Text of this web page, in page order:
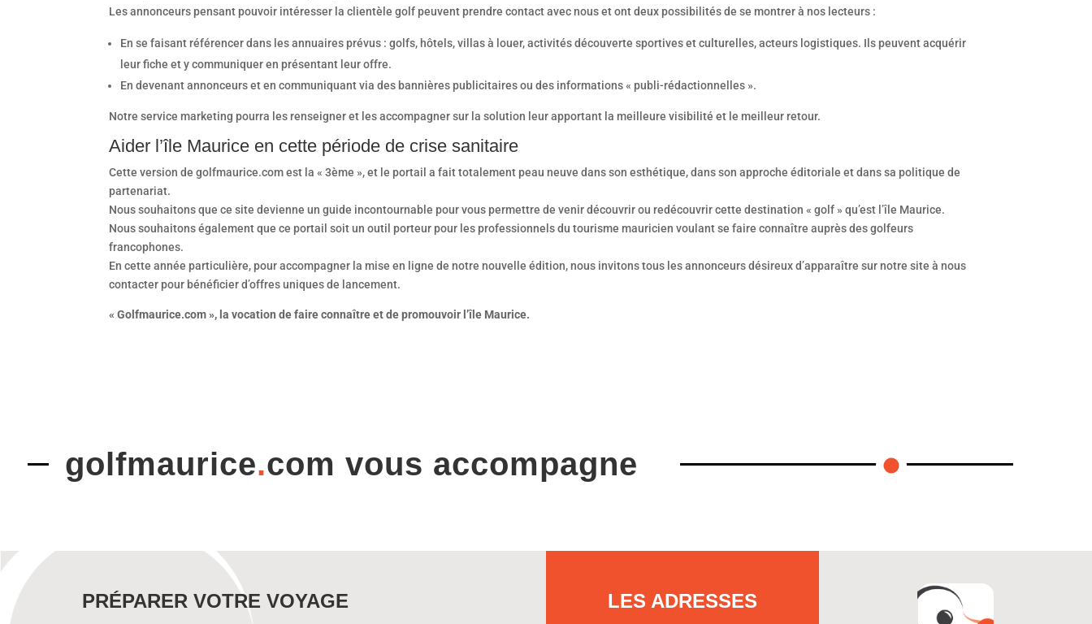
Les annonceurs pensant pouvoir intéresser la clientèle golf peuvent prendre contact avec nous et ont deux possibilités de se montrer à nos lecteurs :
En se faisant référencer dans les annuaires prévus : golfs, hôtels, villas à louer, activités découverte sportives et culturelles, acteurs logistiques. Ils peuvent acquérir
leur fiche et y communiquer en présentant leur offre.
En devenant annonceurs et en communiquant via des bannières publicitaires ou des informations « publi-rédactionnelles ».
Notre service marketing pourra les renseigner et les accompagner sur la solution leur apportant la meilleure visibilité et le meilleur retour.
Aider l’île Maurice en cette période de crise sanitaire
Cette version de golfmaurice.com est la « 3ème », et le portail a fait totalement peau neuve dans son esthétique, dans son approche éditoriale et dans sa politique de
partenariat.
Nous souhaitons que ce site devienne un guide incontournable pour vous permettre de venir découvrir ou redécouvrir cette destination « golf » qu’est l’île Maurice.
Nous souhaitons également que ce portail soit un outil porteur pour les professionnels du tourisme mauricien voulant se faire connaître auprès des golfeurs
francophones.
En cette année particulière, pour accompagner la mise en ligne de notre nouvelle édition, nous invitons tous les annonceurs désireux d’apparaître sur notre site à nous
contacter pour bénéficier d’offres uniques de lancement.
« Golfmaurice.com », la vocation de faire connaître et de promouvoir l’île Maurice.
golfmaurice.com vous accompagne
PRÉPARER VOTRE VOYAGE LES ADRESSES